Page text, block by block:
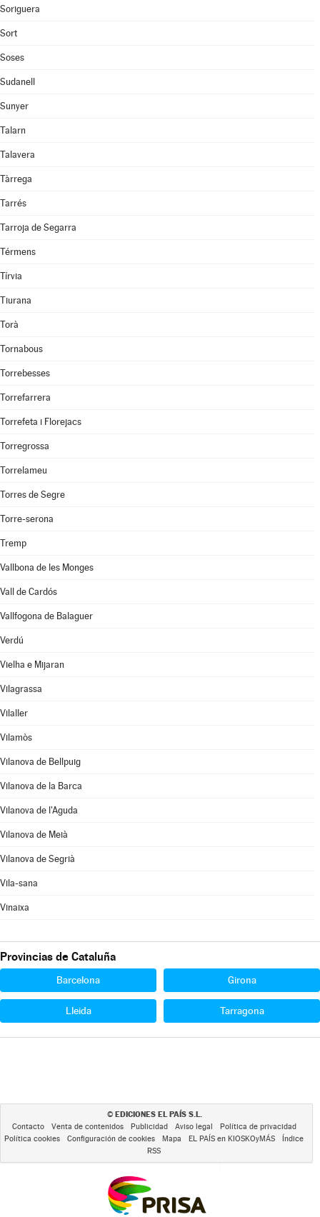
Soriguera
Sort
Soses
Sudanell
Sunyer
Talarn
Talavera
Tàrrega
Tarrés
Tarroja de Segarra
Térmens
Tírvia
Tiurana
Torà
Tornabous
Torrebesses
Torrefarrera
Torrefeta i Florejacs
Torregrossa
Torrelameu
Torres de Segre
Torre-serona
Tremp
Vallbona de les Monges
Vall de Cardós
Vallfogona de Balaguer
Verdú
Vielha e Mijaran
Vilagrassa
Vilaller
Vilamòs
Vilanova de Bellpuig
Vilanova de la Barca
Vilanova de l'Aguda
Vilanova de Meià
Vilanova de Segrià
Vila-sana
Vinaixa
Provincias de Cataluña
Barcelona Girona
Lleida Tarragona
© EDICIONES EL PAÍS S.L.
Contacto Venta de contenidos Publicidad Aviso legal
Política de privacidad
Política cookies
Configuración de cookies Mapa EL PAÍS en KIOSKOyMÁS
Índice
RSS